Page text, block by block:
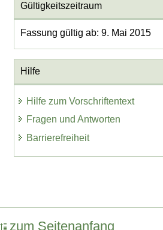
Gültigkeitszeitraum
Fassung gültig ab: 9. Mai 2015
Hilfe
Hilfe zum Vorschriftentext
Fragen und Antworten
Barrierefreiheit
zum Seitenanfang